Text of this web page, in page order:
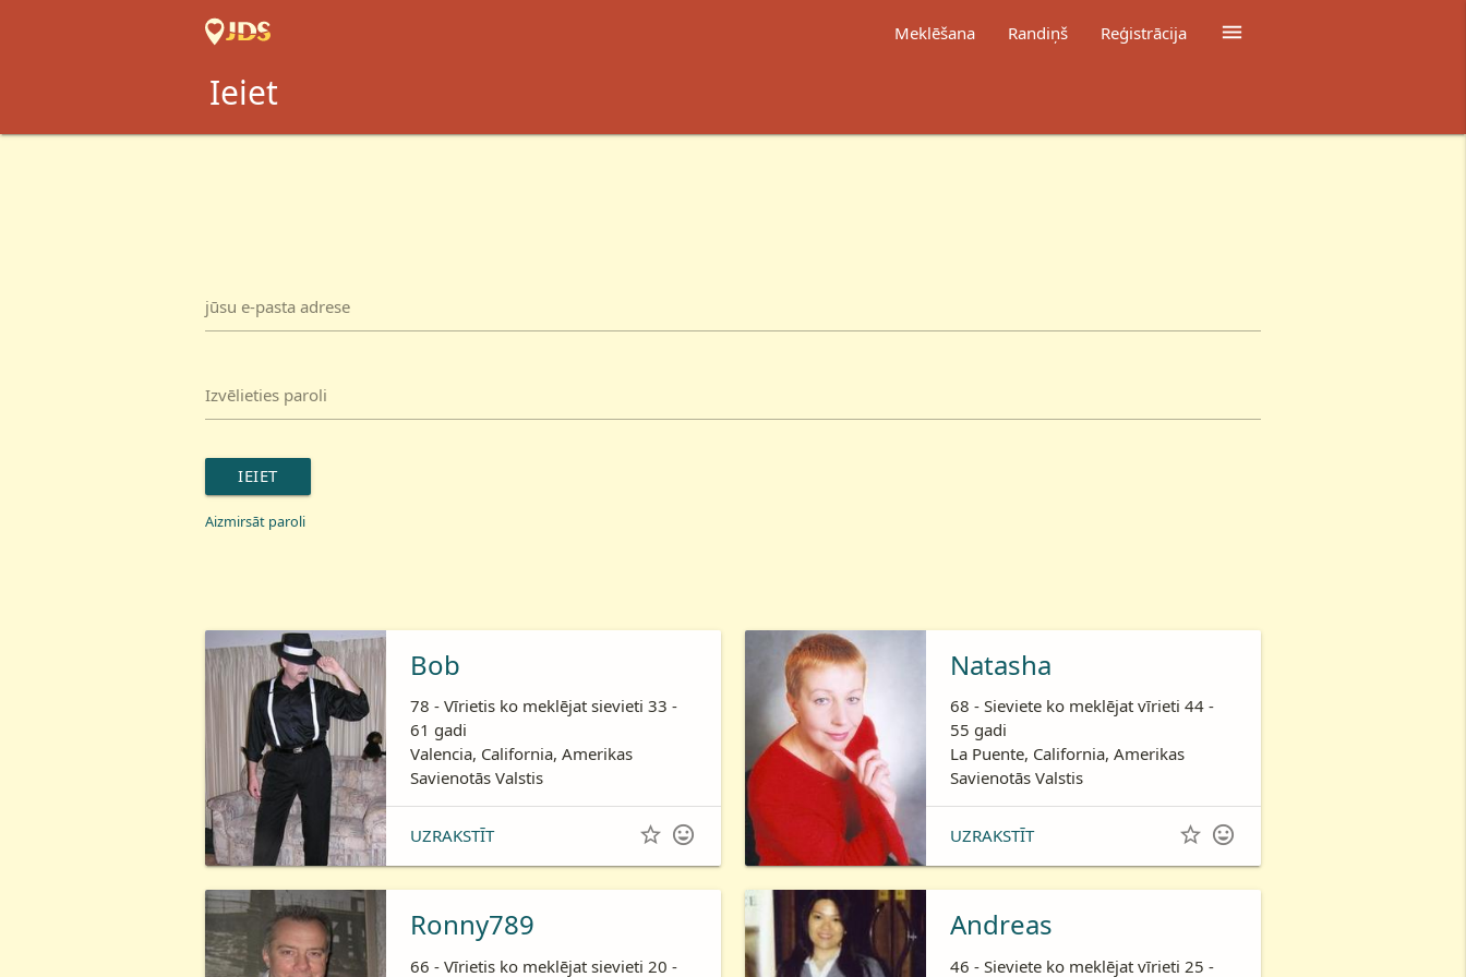

Meklēšana Randiņš Reģistrācija
Ieiet
jūsu e-pasta adrese
Izvēlieties paroli
IEIET
Aizmirsāt paroli
Bob
78 - Vīrietis ko meklējat sievieti 33 -
61 gadi
Valencia, California, Amerikas
Savienotās Valstis
UZRAKSTĪT  
Natasha
68 - Sieviete ko meklējat vīrieti 44 -
55 gadi
La Puente, California, Amerikas
Savienotās Valstis
UZRAKSTĪT  
Ronny789
66 - Vīrietis ko meklējat sievieti 20 -
Andreas
46 - Sieviete ko meklējat vīrieti 25 -